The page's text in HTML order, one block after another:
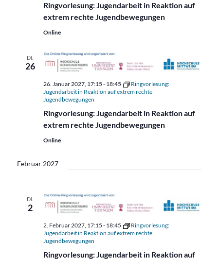
Ringvorlesung: Jugendarbeit in Reaktion auf
extrem rechte Jugendbewegungen
Online
DI.
26
Ringvorlesung: Jugendarbeit in Reaktion auf
extrem rechte Jugendbewegungen
26. Januar 2027, 17:15 - 18:45
Ringvorlesung:
Jugendarbeit in Reaktion auf extrem rechte
Jugendbewegungen
Online
Februar 2027
DI.
2
Ringvorlesung: Jugendarbeit in Reaktion auf
2. Februar 2027, 17:15 - 18:45
Ringvorlesung:
Jugendarbeit in Reaktion auf extrem rechte
Jugendbewegungen